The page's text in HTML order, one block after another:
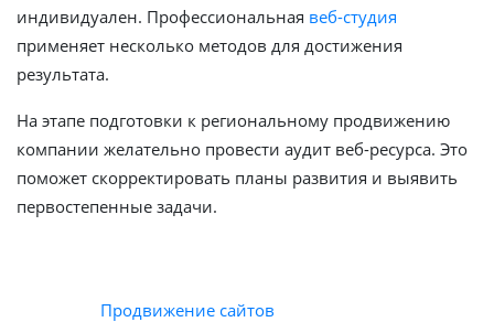
индивидуален. Профессиональная веб-студия
применяет несколько методов для достижения
результата.
На этапе подготовки к региональному продвижению
компании желательно провести аудит веб-ресурса. Это
поможет скорректировать планы развития и выявить
первостепенные задачи.
Продвижение сайтов